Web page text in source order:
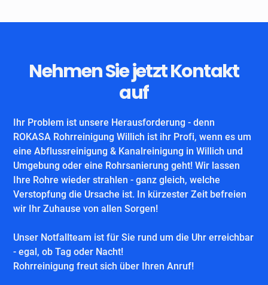
Nehmen Sie jetzt Kontakt
auf
Ihr Problem ist unsere Herausforderung - denn
ROKASA Rohrreinigung Willich ist ihr Profi, wenn es um
eine Abflussreinigung & Kanalreinigung in Willich und
Umgebung oder eine Rohrsanierung geht! Wir lassen
Ihre Rohre wieder strahlen - ganz gleich, welche
Verstopfung die Ursache ist. In kürzester Zeit befreien
wir Ihr Zuhause von allen Sorgen!
Unser Notfallteam ist für Sie rund um die Uhr erreichbar
- egal, ob Tag oder Nacht!
Rohrreinigung freut sich über Ihren Anruf!